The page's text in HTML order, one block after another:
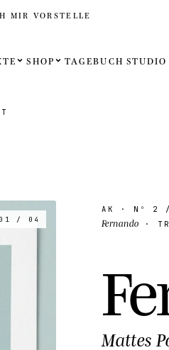
MIR VORSTELLE
SHOP TAGEBUCH STUDIO
01 / 04
AK · Nº 2
Fernando ·
Fe
Mattes